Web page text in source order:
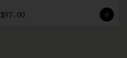
$97.00